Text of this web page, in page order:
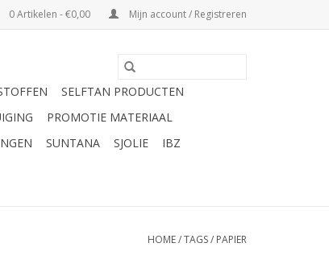
0 Artikelen - €0,00 Mijn account / Registreren
SELFTAN PRODUCTEN
PROMOTIE MATERIAAL
SUNTANA SJOLIE
IBZ
HOME/TAGS/ PAPIER